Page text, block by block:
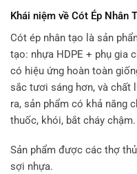
Khái niệm về Cót Ép Nhân
Cót ép nhân tạo là sản
tạo: nhựa HDPE + phụ gia
có hiệu ứng hoàn toàn
sắc tươi sáng hơn, và chất
ra, sản phẩm có khả năng
thuốc, khói, bắt cháy chậm.
Sản phẩm được các thợ
sợi nhựa.